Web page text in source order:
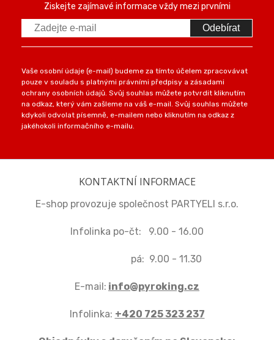
Ziskejte zajímavé informace vždy mezi prvními
Odebírat
Vaše osobní údaje (e-mail) budeme za tímto účelem zpracovávat
pouze v souladu s platnými právními předpisy a zásadami
ochrany osobních údajů. Svůj souhlas můžete potvrdit kliknutím
na odkaz, který vám zašleme na váš e-mail. Svůj souhlas můžete
kdykoli odvolat písemně, e-mailem nebo kliknutím na odkaz z
jakéhokoli informačního e-mailu.
KONTAKTNÍ INFORMACE
E-shop provozuje společnost PARTYELI s.r.o.
Infolinka po-čt: 9.00 - 16.00
pá: 9.00 - 11.30
E-mail: info@pyroking.cz
Infolinka: +420 725 323 237